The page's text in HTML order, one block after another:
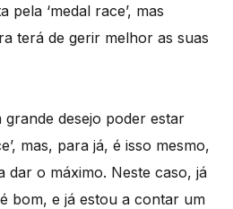
‘medal race’, mas
terá de gerir melhor as suas
grande desejo poder estar
mas, para já, é isso mesmo,
dar o máximo. Neste caso, já
bom, e já estou a contar um